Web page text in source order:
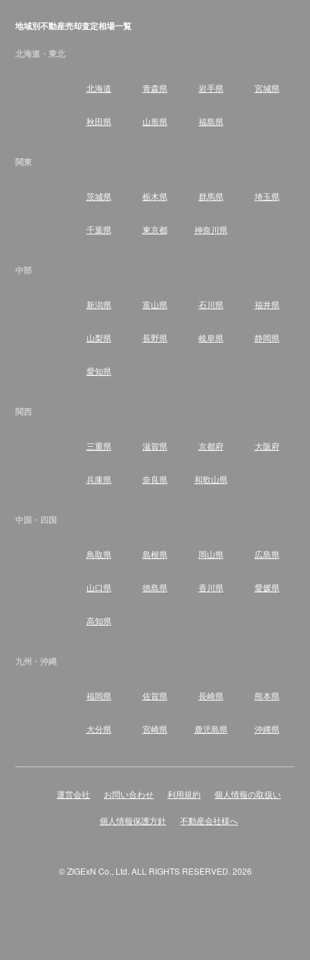
地域別不動産売却査定相場一覧
北海道・東北
北海道 青森県 岩手県 宮城県
秋田県 山形県 福島県
関東
茨城県 栃木県 群馬県 埼玉県
千葉県 東京都 神奈川県
中部
新潟県 富山県 石川県 福井県
山梨県 長野県 岐阜県 静岡県
愛知県
関西
三重県 滋賀県 京都府 大阪府
兵庫県 奈良県 和歌山県
中国・四国
鳥取県 島根県 岡山県 広島県
山口県 徳島県 香川県 愛媛県
高知県
九州・沖縄
福岡県 佐賀県 長崎県 熊本県
大分県 宮崎県 鹿児島県 沖縄県
運営会社 お問い合わせ 利用規約 個人情報の取扱い
個人情報保護方針 不動産会社様へ
© ZIGExN Co., Ltd. ALL RIGHTS RESERVED. 2026